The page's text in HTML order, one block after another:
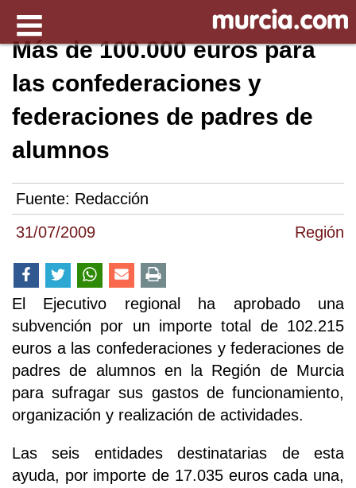
31/07/2009 Región
Más de 100.000 euros para
las confederaciones y
federaciones de padres de
alumnos
Fuente: Redacción
El Ejecutivo regional ha aprobado una
subvención por un importe total de 102.215
euros a las confederaciones y federaciones de
padres de alumnos en la Región de Murcia
para sufragar sus gastos de funcionamiento,
organización y realización de actividades.
Las seis entidades destinatarias de esta
ayuda, por importe de 17.035 euros cada una,